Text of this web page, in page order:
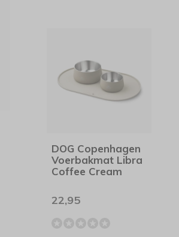
DOG Copenhagen
Voerbakmat Libra
Coffee Cream
22,95